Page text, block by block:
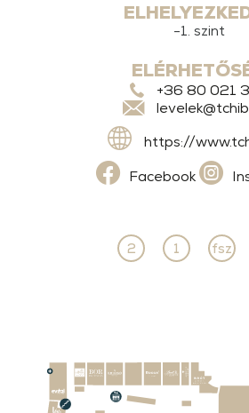
-1. szint
+36 80 021
https://
Facebook
2 1 fsz